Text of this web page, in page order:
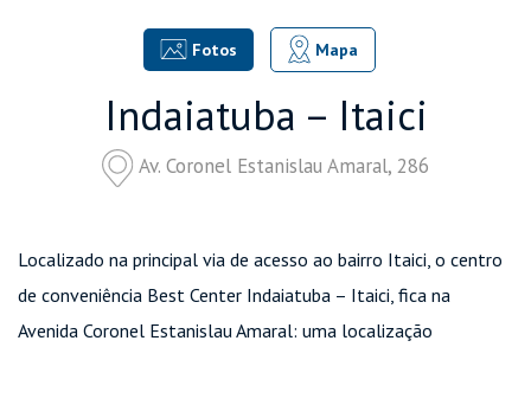
Fotos Mapa
Indaiatuba – Itaici
Av. Coronel Estanislau Amaral, 286
Localizado na principal via de acesso ao bairro Itaici, o centro
de conveniência Best Center Indaiatuba – Itaici, fica na
Avenida Coronel Estanislau Amaral: uma localização